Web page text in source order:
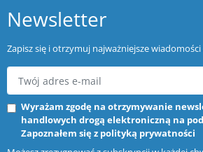
Newsletter
Zapisz się i otrzymuj najważniejsze
Wyrażam zgodę na otrzymywanie
handlowych drogą elektroniczną na
Zapoznałem się z polityką prywatności